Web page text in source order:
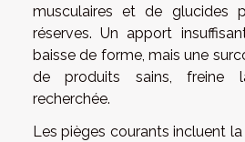
musculaires et de glucides
réserves. Un apport
baisse de forme, mais une
de produits sains, freine
recherchée.
Les pièges courants incluent